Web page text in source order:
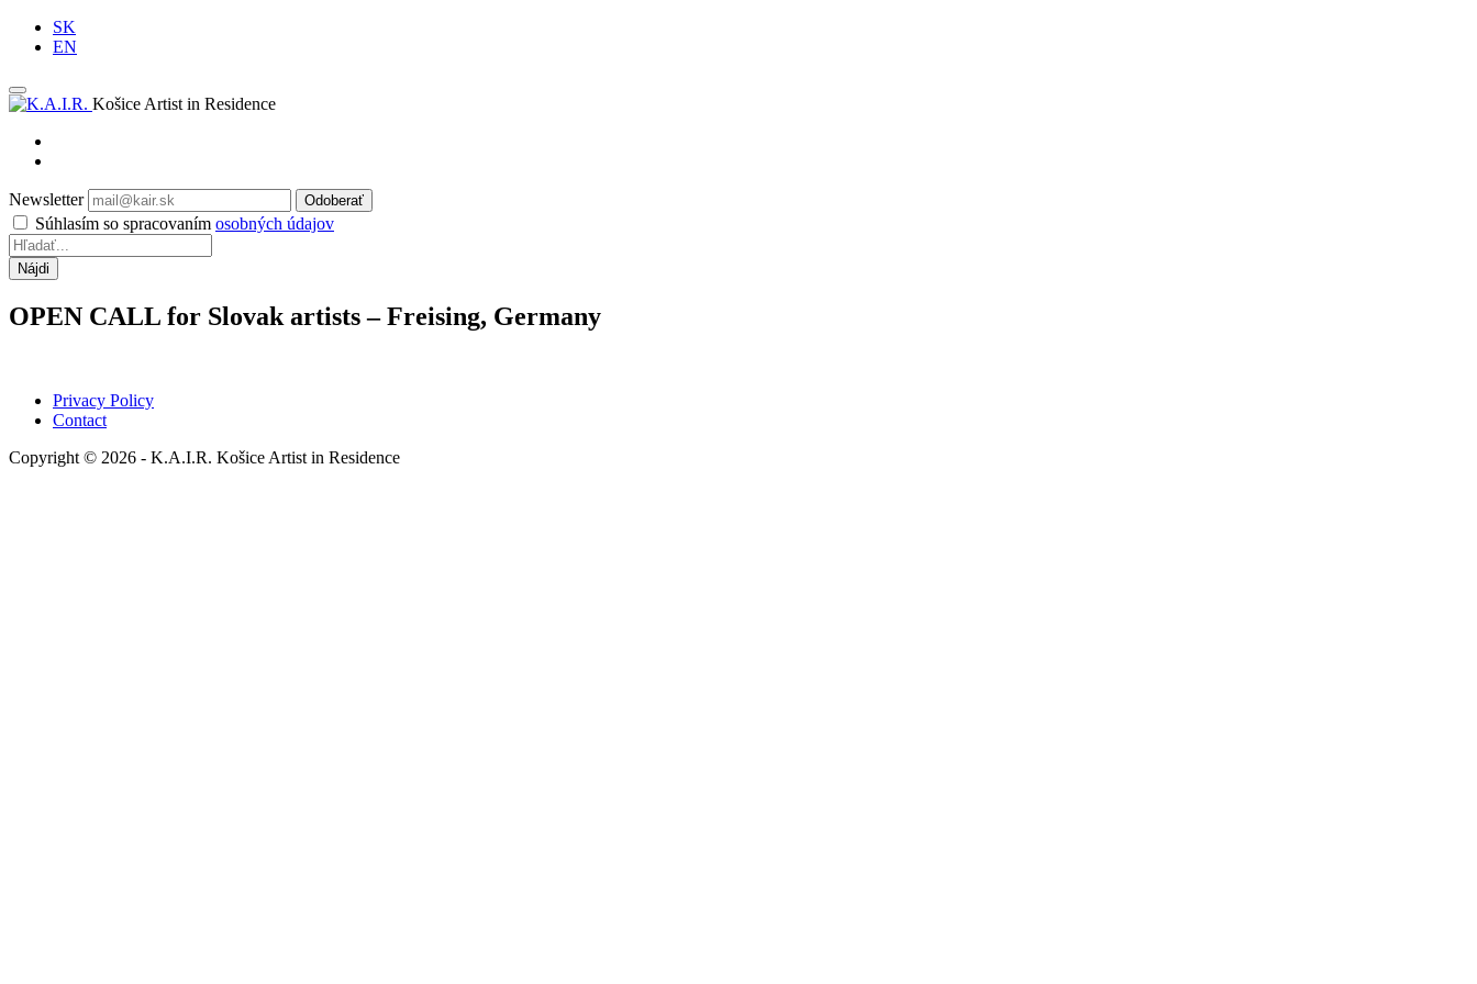
SK
EN
Košice Artist in Residence
Newsletter Odoberať
Súhlasím so spracovaním osobných údajov
OPEN CALL for Slovak artists – Freising, Germany
Privacy Policy
Contact
Copyright © 2026 - K.A.I.R. Košice Artist in Residence